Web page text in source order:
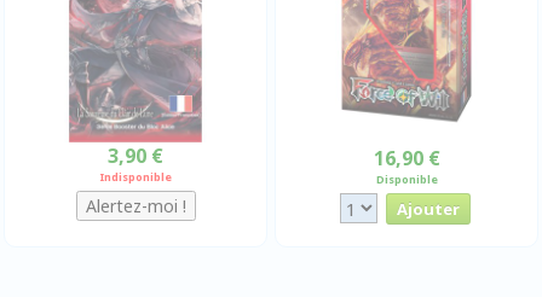
3,90 €
Indisponible
16,90 €
Disponible